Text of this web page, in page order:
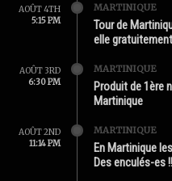
AOÛT 4TH
5:15 PM
MARTINIQUE
Tour de
elle
AOÛT 3RD
6:30 PM
MARTINIQUE
Produit de 1ère
Martinique
AOÛT 2ND
11:14 PM
MARTINIQUE
En Martinique
Des enculés-es